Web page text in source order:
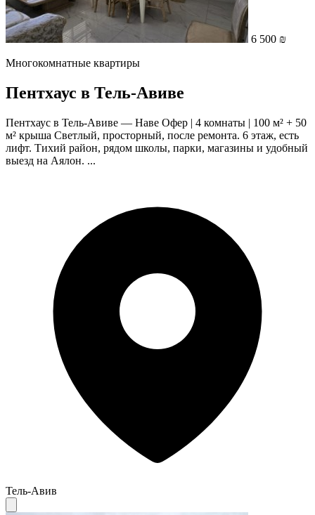
6 500 ₪
Многокомнатные квартиры
Пентхаус в Тель-Авиве
Пентхаус в Тель-Авиве — Наве Офер | 4 комнаты | 100 м² + 50
м² крыша Светлый, просторный, после ремонта. 6 этаж, есть
лифт. Тихий район, рядом школы, парки, магазины и удобный
выезд на Аялон. ...
Тель-Авив